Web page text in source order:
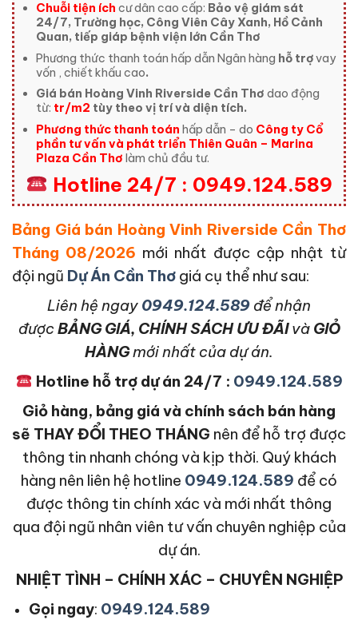
Chuỗi tiện ích cư dân cao cấp: Bảo vệ giám sát
24/7, Trường học, Công Viên Cây Xanh, Hồ Cảnh
Quan, tiếp giáp bệnh viện lớn Cần Thơ
Phương thức thanh toán hấp dẫn Ngân hàng hỗ trợvay
vốn , chiết khấu cao.
Giá bán Hoàng Vinh Riverside Cần Thơ dao động
từ: tr/m2 tùy theo vị trí và diện tích.
Phương thức thanh toán hấp dẫn – do Công ty Cổ
phần tư vấn và phát triển Thiên Quân – Marina
Plaza Cần Thơ làm chủ đầu tư.
Hotline 24/7 : 0949.124.589
Bảng Giá bán Hoàng Vinh Riverside Cần Thơ
Tháng 08/2026 mới nhất được cập nhật từ
đội ngũ Dự Án Cần Thơ giá cụ thể như sau:
Liên hệ ngay 0949.124.589 để nhận
được BẢNG GIÁ, CHÍNH SÁCH ƯU ĐÃIvàGIỎ
HÀNGmới nhất của dự án.
Hotline hỗ trợ dự án 24/7 : 0949.124.589
Giỏ hàng, bảng giá và chính sách bán hàng
sẽ THAY ĐỔI THEO THÁNG nên để hỗ trợ được
thông tin nhanh chóng và kịp thời. Quý khách
hàng nên liên hệ hotline 0949.124.589 để có
được thông tin chính xác và mới nhất thông
qua đội ngũ nhân viên tư vấn chuyên nghiệp của
dự án.
NHIỆT TÌNH – CHÍNH XÁC – CHUYÊN NGHIỆP
Gọi ngay: 0949.124.589